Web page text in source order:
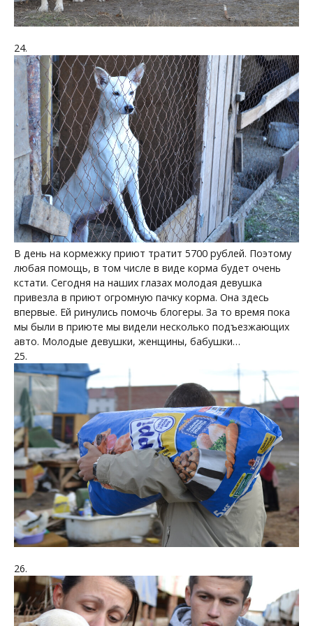
24.
В день на кормежку приют тратит 5700 рублей. Поэтому
любая помощь, в том числе в виде корма будет очень
кстати. Сегодня на наших глазах молодая девушка
привезла в приют огромную пачку корма. Она здесь
впервые. Ей ринулись помочь блогеры. За то время пока
мы были в приюте мы видели несколько подъезжающих
авто. Молодые девушки, женщины, бабушки…
25.
26.